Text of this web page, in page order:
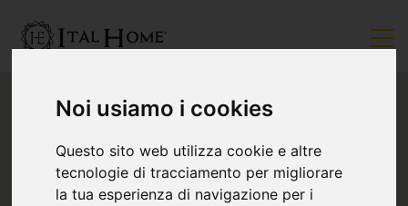
Noi usiamo i cookies
Questo sito web utilizza cookie e altre
tecnologie di tracciamento per migliorare
la tua esperienza di navigazione per i